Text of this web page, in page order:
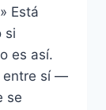
Está
si
es así.
entre sí —
se